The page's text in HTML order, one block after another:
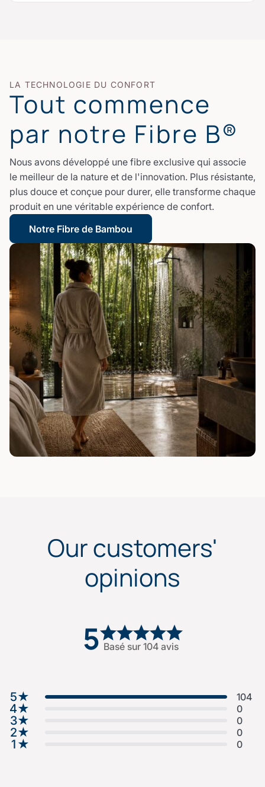
LA TECHNOLOGIE DU CONFORT
Tout commence
par notre Fibre B®
Nous avons développé une fibre exclusive qui associe
le meilleur de la nature et de l'innovation. Plus résistante,
plus douce et conçue pour durer, elle transforme chaque
produit en une véritable expérience de confort.
Notre Fibre de Bambou
Our customers'
opinions
5 Basé sur 104 avis
5★ 104
4★ 0
3★ 0
2★ 0
1 ★ 0